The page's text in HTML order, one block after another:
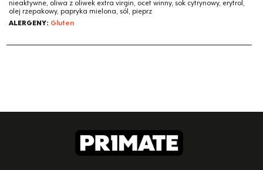
nieaktywne, oliwa z oliwek extra virgin, ocet winny, sok cytrynowy, erytrol,
olej rzepakowy, papryka mielona, sól, pieprz
ALERGENY: Gluten